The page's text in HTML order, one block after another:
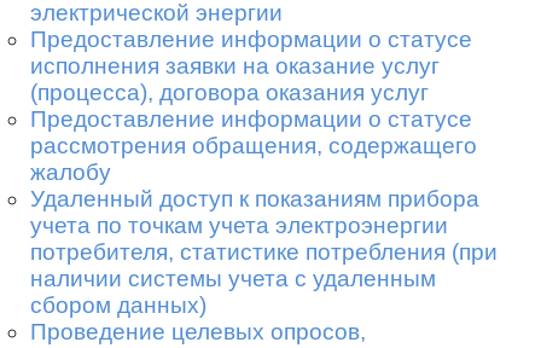
электрической энергии
Предоставление информации о статусе
исполнения заявки на оказание услуг
(процесса), договора оказания услуг
Предоставление информации о статусе
рассмотрения обращения, содержащего
жалобу
Удаленный доступ к показаниям прибора
учета по точкам учета электроэнергии
потребителя, статистике потребления (при
наличии системы учета с удаленным
сбором данных)
Проведение целевых опросов,
Заказать обратный звонок
Укажите ваше имя и телефон